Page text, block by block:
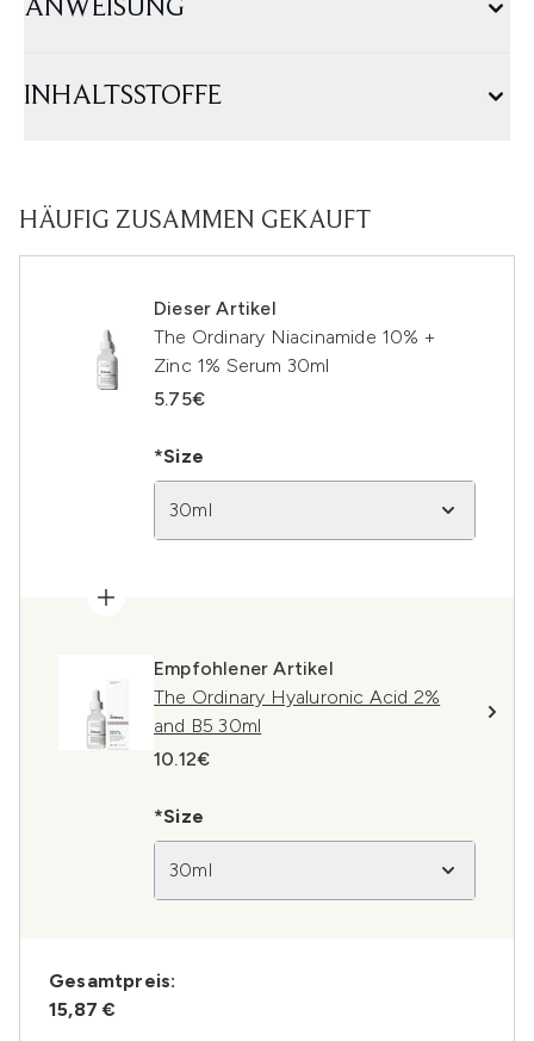
ANWEISUNG
INHALTSSTOFFE
HÄUFIG ZUSAMMEN GEKAUFT
Dieser Artikel
The Ordinary Niacinamide 10% +
Zinc 1% Serum 30ml
5.75€
*Size
30ml
Empfohlener Artikel
The Ordinary Hyaluronic Acid 2%
and B5 30ml
10.12€
*Size
30ml
Gesamtpreis:
15,87 €